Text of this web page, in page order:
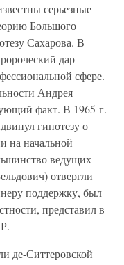
серьезные
Большого
Сахарова. В
дар
сфере.
Андрея
факт. В 1965 г.
гипотезу о
на начальной
ведущих
отвергли
поддержку, был
представил в
де-Ситтеровской